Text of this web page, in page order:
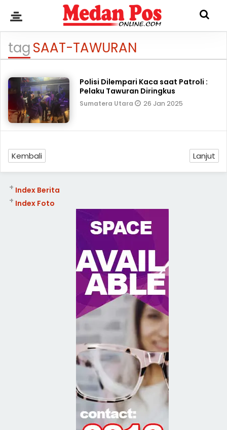
tagSAAT-TAWURAN
Polisi Dilempari Kaca saat Patroli :
Pelaku Tawuran Diringkus
Sumatera Utara 26 Jan 2025
Kembali Lanjut
Index Berita
+
Index Foto
+